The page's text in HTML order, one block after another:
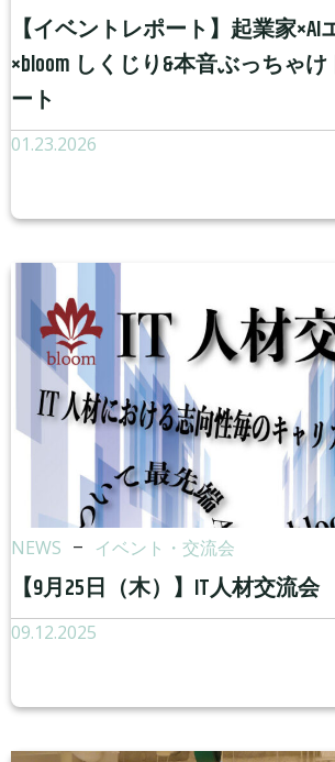
【イベントレポート】起業家×AI
×bloom しくじり&本音ぶっちゃ
ート
01.23.2026
NEWS – イベント・交流会
【9月25日（木）】IT人材交流会
09.12.2025